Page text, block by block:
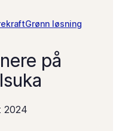
Grønn løsning
på
2024